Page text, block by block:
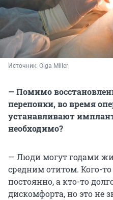
Источник: Olga Miller
— Помимо
перепонки, во время
устанавливают
необходимо?
— Люди могут годами
средним отитом. Кого-
постоянно, а кто-то
дискомфорта, но это не